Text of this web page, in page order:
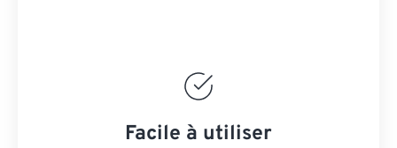
Facile à utiliser